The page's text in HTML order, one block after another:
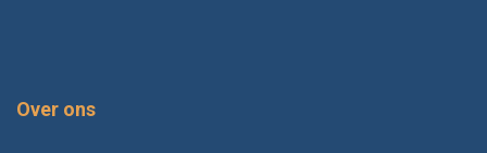
Over ons